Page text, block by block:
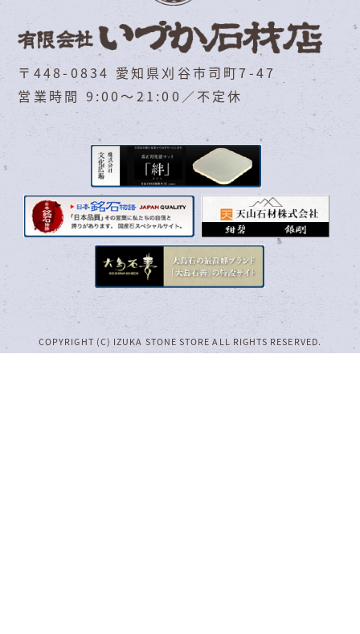
〒448-0834 愛知県刈谷市司町7-47
営業時間 9:00～21:00／不定休
COPYRIGHT (C) IZUKA STONE STORE ALL RIGHTS RESERVED.